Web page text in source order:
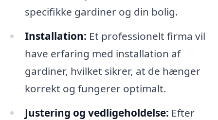
specifikke gardiner og din bolig.
Installation: Et professionelt firma vil
have erfaring med installation af
gardiner, hvilket sikrer, at de hænger
korrekt og fungerer optimalt.
Justering og vedligeholdelse: Efter